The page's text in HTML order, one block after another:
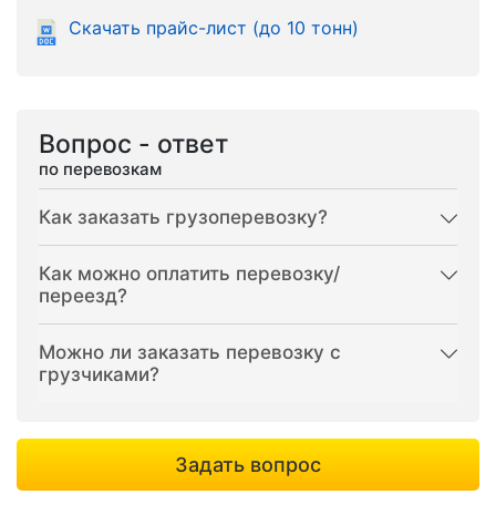
Скачать прайс-лист (до 10 тонн)
Вопрос - ответ
по перевозкам
Как заказать грузоперевозку?
Как можно оплатить перевозку/
переезд?
Можно ли заказать перевозку с
грузчиками?
Задать вопрос